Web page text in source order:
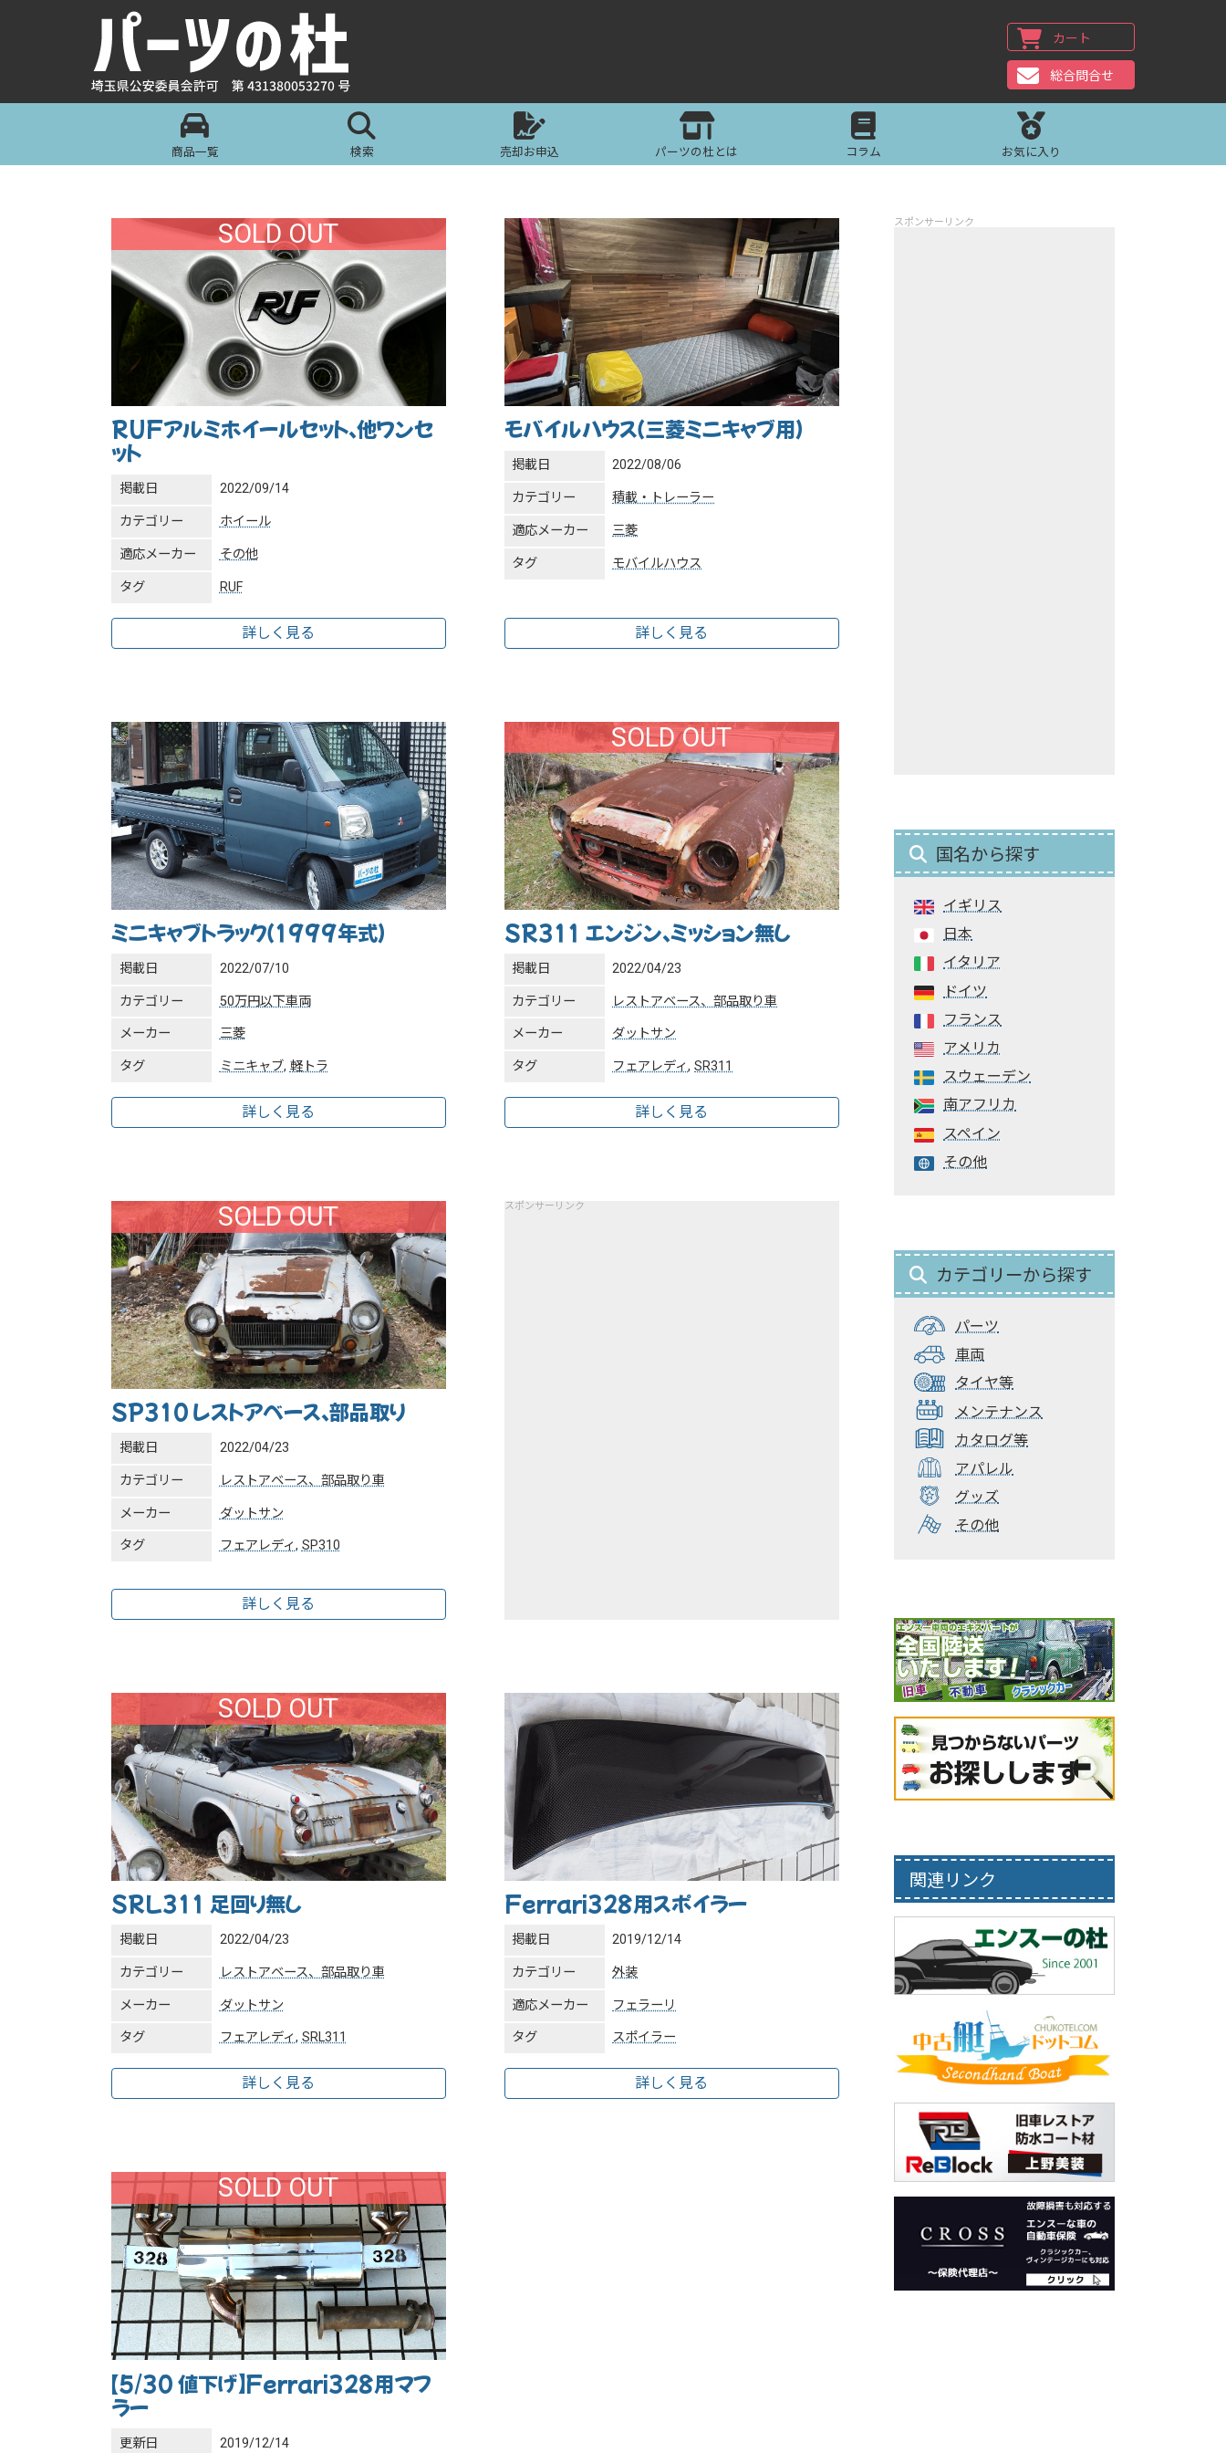
カート
総合問合せ
商品一覧 検索 売却お申込 パーツの杜とは コラム お気に入り
SOLD OUT
RUFアルミホイールセット、他ワンセ
ット
掲載日 2022/09/14
カテゴリー ホイール
適応メーカー その他
タグ RUF
詳しく見る
モバイルハウス（三菱ミニキャブ用）
掲載日 2022/08/06
カテゴリー 積載・トレーラー
適応メーカー 三菱
タグ モバイルハウス
詳しく見る
ミニキャブトラック（1999年式）
掲載日 2022/07/10
カテゴリー 50万円以下車両
メーカー 三菱
タグ ミニキャブ, 軽トラ
詳しく見る
SOLD OUT
SR311 エンジン、ミッション無し
掲載日 2022/04/23
カテゴリー レストアベース、部品取り車
メーカー ダットサン
タグ フェアレディ,SR311
詳しく見る
SOLD OUT
SP310 レストアベース、部品取り
掲載日 2022/04/23
カテゴリー レストアベース、部品取り車
メーカー ダットサン
タグ フェアレディ, SP310
詳しく見る
スポンサーリンク
SOLD OUT
SRL311 足回り無し
掲載日 2022/04/23
カテゴリー レストアベース、部品取り車
メーカー ダットサン
タグ フェアレディ,SRL311
詳しく見る
Ferrari328用スポイラー
掲載日 2019/12/14
カテゴリー 外装
適応メーカー フェラーリ
タグ スポイラー
詳しく見る
SOLD OUT
【5/30 値下げ】Ferrari328用マフ
ラー
更新日 2019/12/14
スポンサーリンク
国名から探す
イギリス
日本
イタリア
ドイツ
フランス
アメリカ
スウェーデン
南アフリカ
スペイン
その他
カテゴリーから探す
パーツ
車両
タイヤ等
メンテナンス
カタログ等
アパレル
グッズ
その他
関連リンク